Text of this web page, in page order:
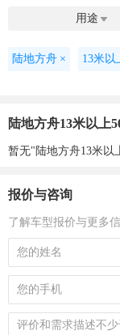
用途 
陆地方舟 × 13米以
陆地方舟13米以上
暂无"陆地方舟13米以
报价与咨询
了解车型报价与更多